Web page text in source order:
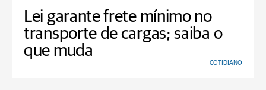
Lei garante frete mínimo no
transporte de cargas; saiba o
que muda
COTIDIANO